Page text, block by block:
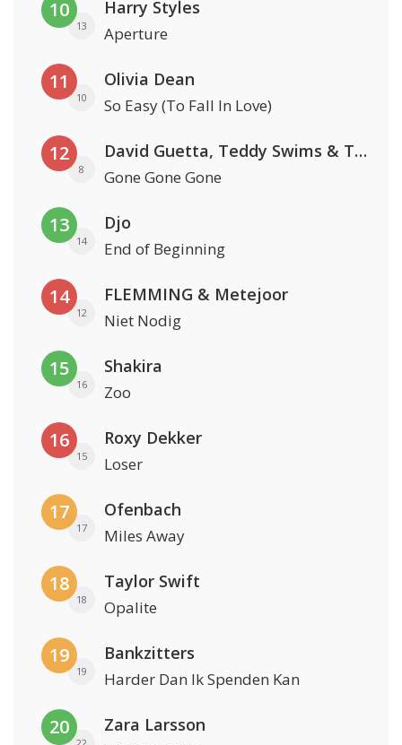
10
13
Harry Styles
Aperture
11
10
Olivia Dean
So Easy (To Fall In Love)
12
8
David Guetta, Teddy Swims & Tones And I
Gone Gone Gone
13
14
Djo
End of Beginning
14
12
FLEMMING & Metejoor
Niet Nodig
15
16
Shakira
Zoo
16
15
Roxy Dekker
Loser
17
17
Ofenbach
Miles Away
18
18
Taylor Swift
Opalite
19
19
Bankzitters
Harder Dan Ik Spenden Kan
20 Zara Larsson